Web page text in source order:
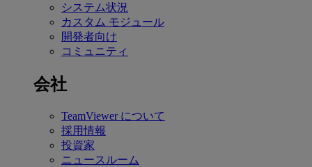
システム状況
カスタム モジュール
開発者向け
コミュニティ
会社
TeamViewer について
採用情報
投資家
ニュースルーム